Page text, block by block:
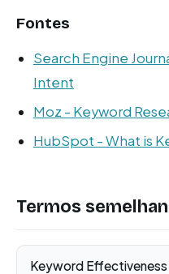
Fontes
Search Engine
Intent
Moz - Keyword
HubSpot - What is
Termos
Keyword Effectiveness